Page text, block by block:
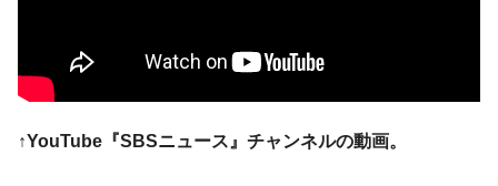
全て勝つといくら？ 競馬GI競走で勝利騎手がもら
える賞金とは？
Fact1
発表から2日で大崩壊、鳴かず飛ばずに終わりそう
↑YouTube『SBSニュース』チャンネルの動画。